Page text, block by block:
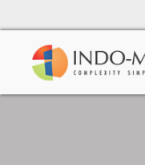
to
content
from 07-Aug-